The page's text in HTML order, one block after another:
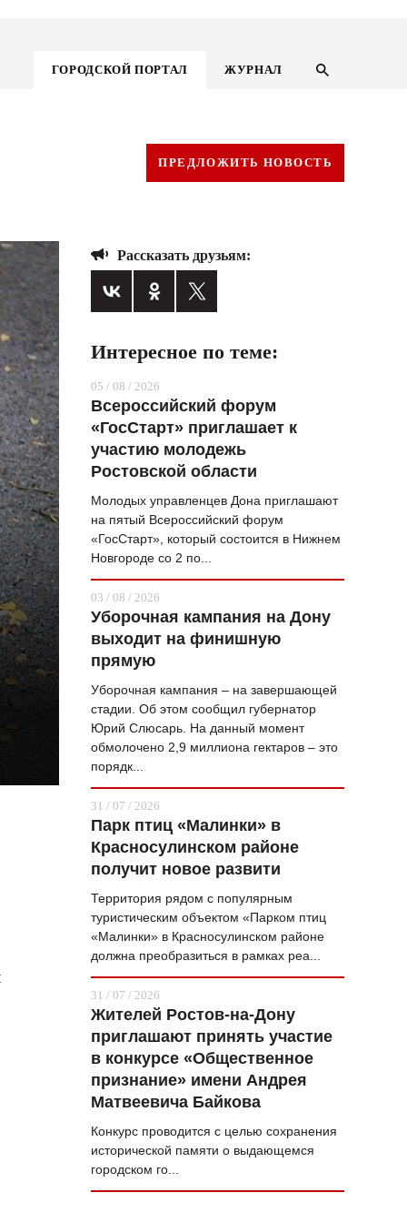
ГОРОДСКОЙ ПОРТАЛ ЖУРНАЛ
ГОРОДСКОЙ ПОРТАЛ
ВОПРОС НЕДЕЛИ
ТАМ И ТУТ
СТИЛЬ ЖИЗНИ
КУЛЬТ ЕДЫ
ЖУРНАЛ
ПРЕДЛОЖИТЬ НОВОСТЬ
Рассказать друзьям:
Интересное по теме:
05 / 08 / 2026
Всероссийский форум
«ГосСтарт» приглашает к
участию молодежь
Ростовской области
Молодых управленцев Дона приглашают
на пятый Всероссийский форум
«ГосСтарт», который состоится в Нижнем
Новгороде со 2 по...
03 / 08 / 2026
Уборочная кампания на Дону
выходит на финишную
прямую
Уборочная кампания – на завершающей
стадии. Об этом сообщил губернатор
Юрий Слюсарь. На данный момент
обмолочено 2,9 миллиона гектаров – это
порядк...
31 / 07 / 2026
Парк птиц «Малинки» в
Красносулинском районе
получит новое развити
Территория рядом с популярным
туристическим объектом «Парком птиц
«Малинки» в Красносулинском районе
должна преобразиться в рамках реа...
31 / 07 / 2026
Жителей Ростов-на-Дону
приглашают принять участие
в конкурсе «Общественное
признание» имени Андрея
Матвеевича Байкова
Конкурс проводится с целью сохранения
исторической памяти о выдающемся
городском го...